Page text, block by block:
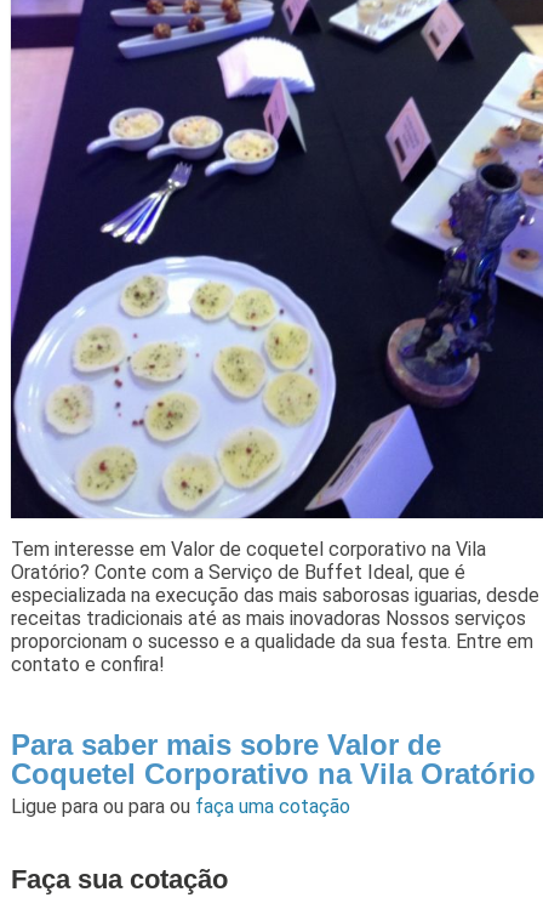
Tem interesse em Valor de coquetel corporativo na Vila
Oratório? Conte com a Serviço de Buffet Ideal, que é
especializada na execução das mais saborosas iguarias, desde
receitas tradicionais até as mais inovadoras Nossos serviços
proporcionam o sucesso e a qualidade da sua festa. Entre em
contato e confira!
Para saber mais sobre Valor de
Coquetel Corporativo na Vila Oratório
Ligue para ou para ou faça uma cotação
Faça sua cotação